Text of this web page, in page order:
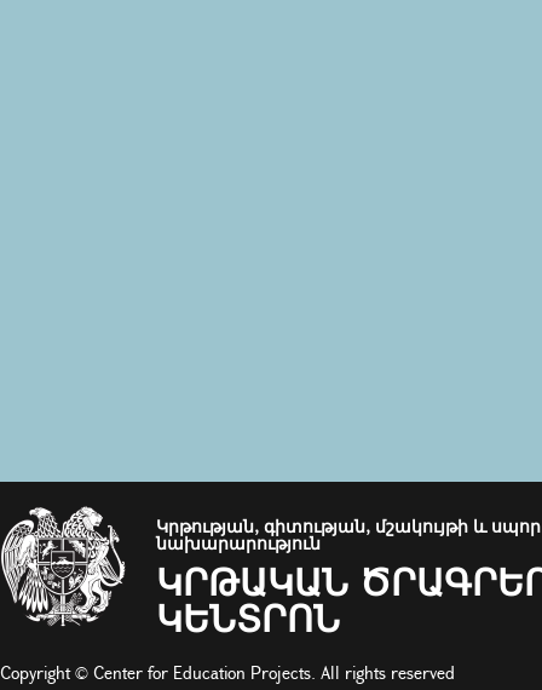
Կրթության, գիտության, մշակույթի և
նախարարություն
ԿՐԹԱԿԱՆ
ԿԵՆՏՐՈՆ
Copyright © Center for Education Projects. All rights reserved